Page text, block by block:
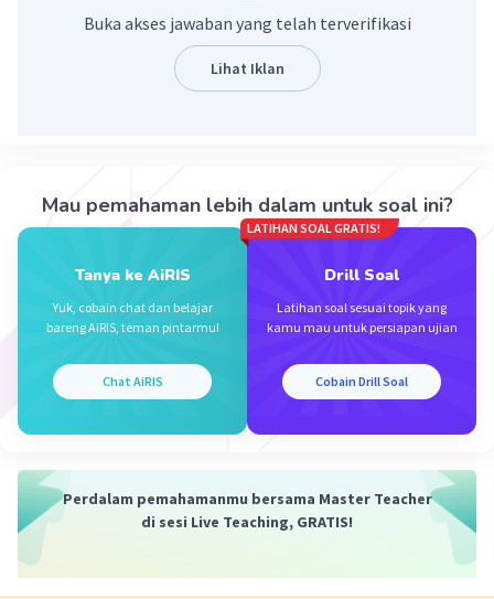
81
= (3
3
0.0(0) Balas
17 November 2023 14:52
81 = (9²)3/4
= 9
= (3²) 3/2
Jawabannya adalah D.
Beri Rating·0.0(0) Balas
Buka akses jawaban yang telah terverifikasi
Lihat Iklan
Mau pemahaman lebih dalam untuk soal ini?
Tanya ke AiRIS
Yuk, cobain chat dan belajar
bareng AiRIS, teman pintarmu!
Chat AiRIS
LATIHAN SOAL GRATIS!
Drill Soal
Latihan soal sesuai topik yang
kamu mau untuk persiapan ujian
Cobain Drill Soal
Perdalam pemahamanmu bersama Master Teacher
di sesi Live Teaching, GRATIS!